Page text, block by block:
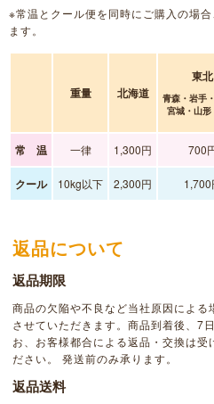
※常温とクール便を同時にご購入の場
ます。
重量 北海道
東北
青森・岩手
宮城・山形
常 温 一律 1,300円 700
クール 10kg以下 2,300円 1,700
返品について
返品期限
商品の欠陥や不良など当社原因によ
させていただきます。商品到着後、7
お、お客様都合による返品・交換は受
ださい。 発送前のみ承ります。
返品送料